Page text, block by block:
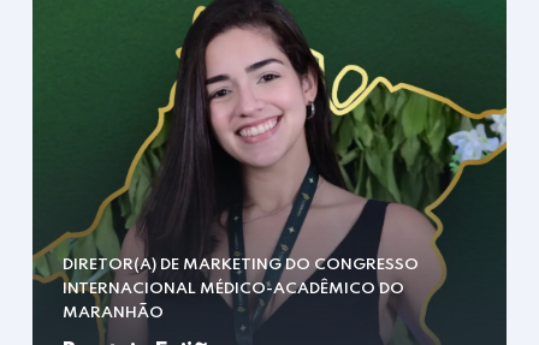
DIRETOR(A) DE MARKETING DO CONGRESSO
INTERNACIONAL MÉDICO-ACADÊMICO DO
MARANHÃO